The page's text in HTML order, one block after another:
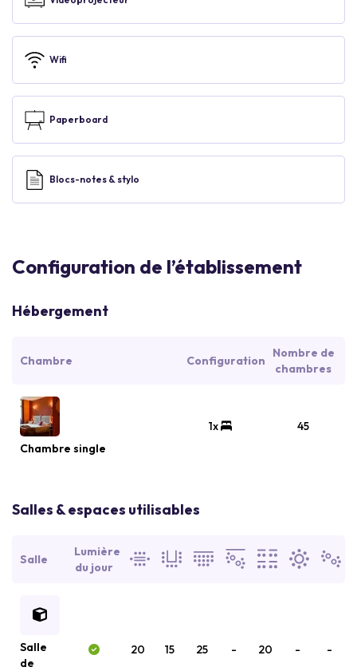
Wifi
Paperboard
Blocs-notes & stylo
Configuration de l’établissement
Hébergement
Chambre Configuration
Nombre de
chambres
Chambre single
1x 45
Salles & espaces utilisables
Salle
Lumière
du jour
Salle
de
20 15 25 - 20 - -